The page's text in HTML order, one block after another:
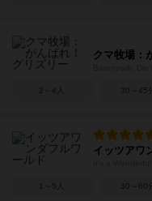
クマ牧場：
2～4人 30～45分
イッツアワ
1～5人 30～60分